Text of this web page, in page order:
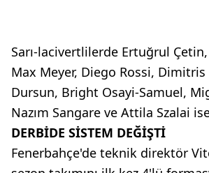
Sarı-lacivertlilerde Ertuğrul
Max Meyer, Diego Rossi, Dimitris
Dursun, Bright Osayi-Samuel,
Nazım Sangare ve Attila Szalai
DERBİDE SİSTEM DEĞİŞTİ
Fenerbahçe'de teknik direktör